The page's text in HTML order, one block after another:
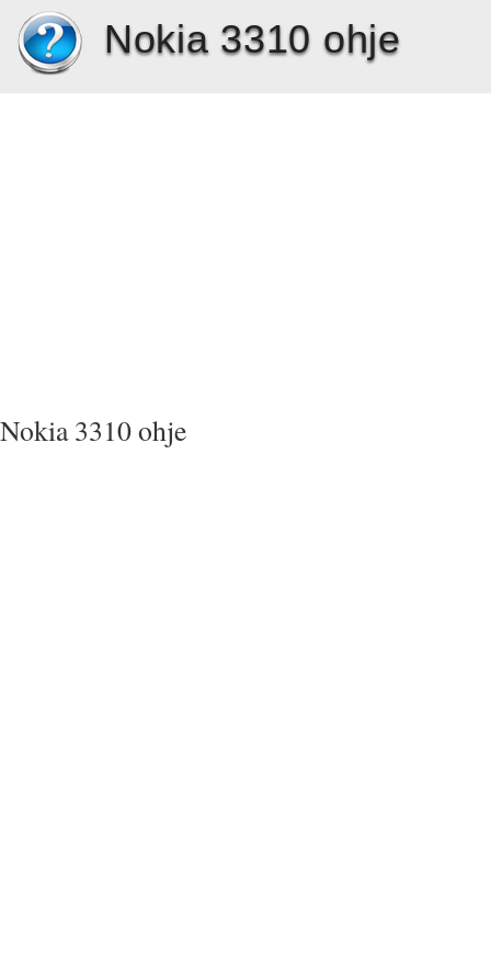
Nokia 3310 ohje
Nokia 3310 ohje